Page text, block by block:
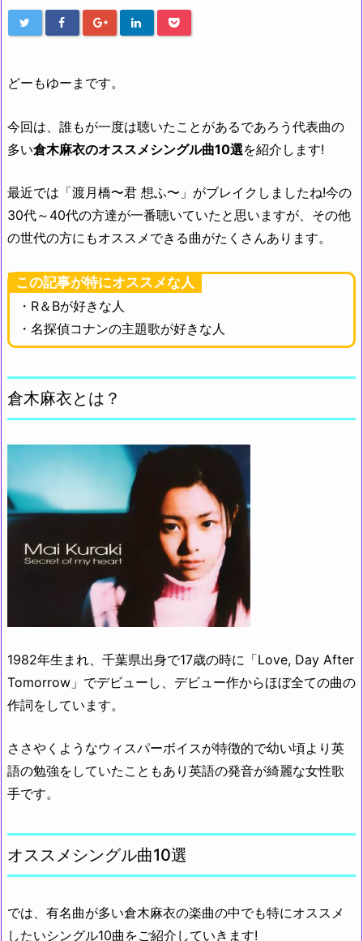
どーもゆーまです。
今回は、誰もが一度は聴いたことがあるであろう代表曲の
多い倉木麻衣のオススメシングル曲10選を紹介します!
最近では「渡月橋〜君 想ふ〜」がブレイクしましたね!今の
30代～40代の方達が一番聴いていたと思いますが、その他
の世代の方にもオススメできる曲がたくさんあります。
この記事が特にオススメな人
・R＆Bが好きな人
・名探偵コナンの主題歌が好きな人
倉木麻衣とは？
1982年生まれ、千葉県出身で17歳の時に「Love, Day After
Tomorrow」でデビューし、デビュー作からほぼ全ての曲の
作詞をしています。
ささやくようなウィスパーボイスが特徴的で幼い頃より英
語の勉強をしていたこともあり英語の発音が綺麗な女性歌
手です。
オススメシングル曲10選
では、有名曲が多い倉木麻衣の楽曲の中でも特にオススメ
したいシングル10曲をご紹介していきます!